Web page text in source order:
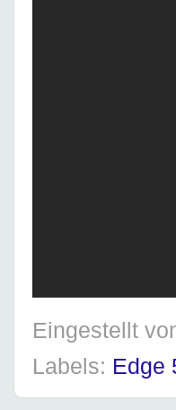
Eingestellt
Labels: Edge